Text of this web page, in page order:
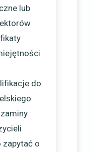
lub
do
zapytać o